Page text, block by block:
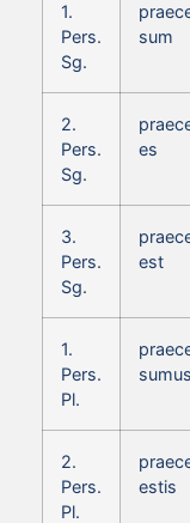
1.
Pers.
Sg.
sum
2.
Pers.
Sg.
es
3.
Pers.
Sg.
est
1.
Pers.
Pl.
sumus
2.
Pers.
Pl.
estis